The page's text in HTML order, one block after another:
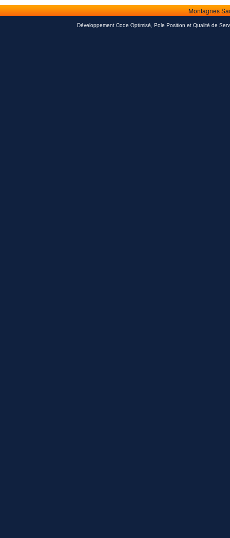
Montagnes
Développement Code Optimisé, Pole Position et Qualité de